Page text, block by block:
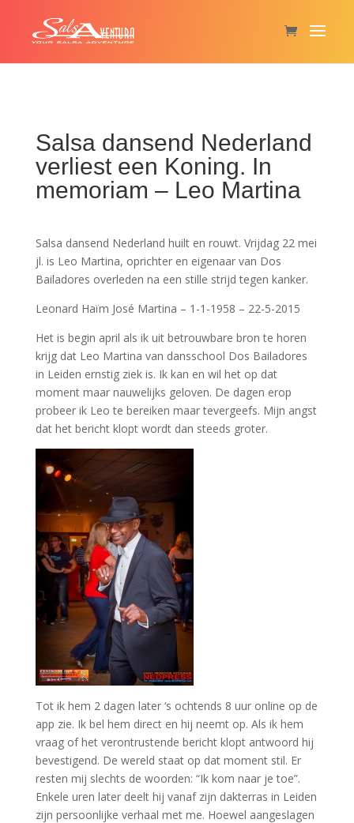
Salsa dansend Nederland
verliest een Koning. In
memoriam – Leo Martina
Salsa dansend Nederland huilt en rouwt. Vrijdag 22 mei
jl. is Leo Martina, oprichter en eigenaar van Dos
Bailadores overleden na een stille strijd tegen kanker.
Leonard Haïm José Martina – 1-1-1958 – 22-5-2015
Het is begin april als ik uit betrouwbare bron te horen
krijg dat Leo Martina van dansschool Dos Bailadores
in Leiden ernstig ziek is. Ik kan en wil het op dat
moment maar nauwelijks geloven. De dagen erop
probeer ik Leo te bereiken maar tevergeefs. Mijn angst
dat het bericht klopt wordt dan steeds groter.
Tot ik hem 2 dagen later ‘s ochtends 8 uur online op de
app zie. Ik bel hem direct en hij neemt op. Als ik hem
vraag of het verontrustende bericht klopt antwoord hij
bevestigend. De wereld staat op dat moment stil. Er
resten mij slechts de woorden: “Ik kom naar je toe”.
Enkele uren later deelt hij vanaf zijn dakterras in Leiden
zijn persoonlijke verhaal met me. Hoewel aangeslagen